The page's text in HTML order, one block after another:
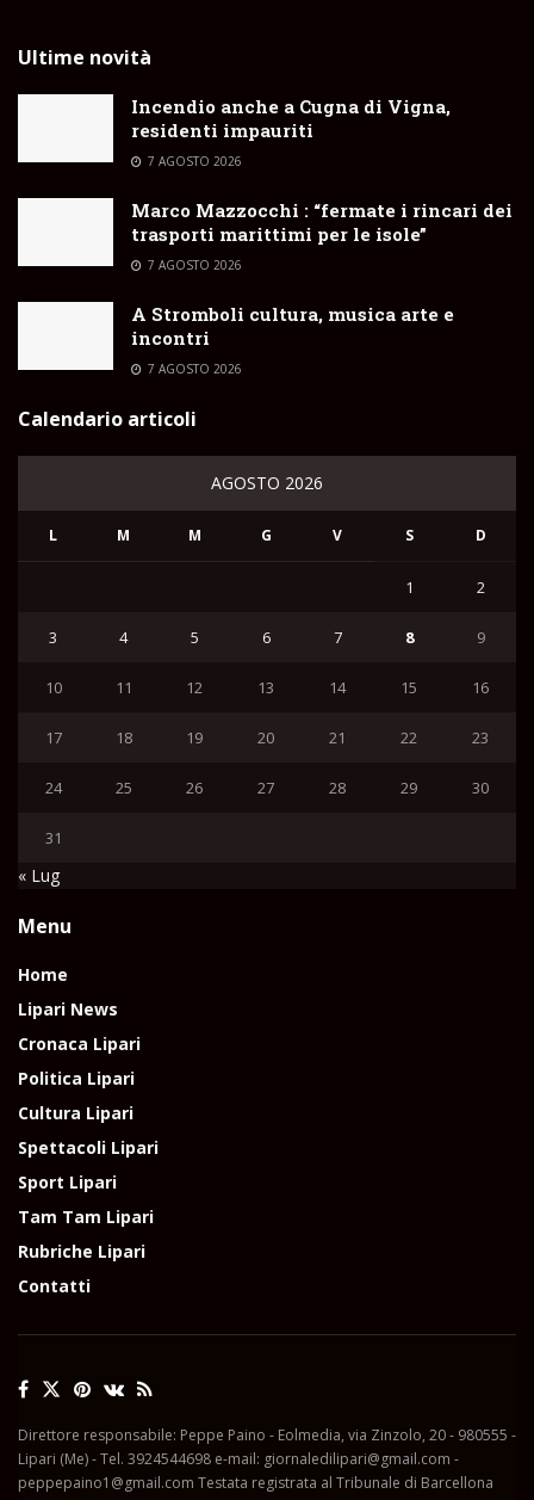
Ultime novità
Incendio anche a Cugna di Vigna,
residenti impauriti
7 AGOSTO 2026
Marco Mazzocchi : “fermate i rincari dei
trasporti marittimi per le isole”
7 AGOSTO 2026
A Stromboli cultura, musica arte e
incontri
7 AGOSTO 2026
Calendario articoli
AGOSTO 2026
L M M G V S D
1 2
3 4 5 6 7 8 9
10 11 12 13 14 15 16
17 18 19 20 21 22 23
24 25 26 27 28 29 30
31
« Lug
Menu
Home
Lipari News
Cronaca Lipari
Politica Lipari
Cultura Lipari
Spettacoli Lipari
Sport Lipari
Tam Tam Lipari
Rubriche Lipari
Contatti
Direttore responsabile: Peppe Paino - Eolmedia, via Zinzolo, 20 - 980555 -
Lipari (Me) - Tel. 3924544698 e-mail: giornaledilipari@gmail.com -
peppepaino1@gmail.com Testata registrata al Tribunale di Barcellona